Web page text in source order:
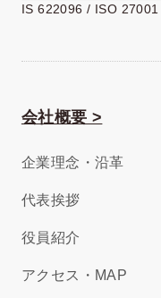
IS 622096 / ISO 27001
会社概要 >
企業理念・沿革
代表挨拶
役員紹介
アクセス・MAP